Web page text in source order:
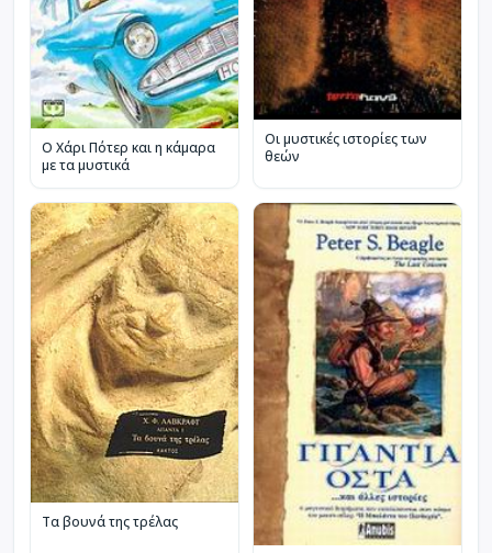
Ο Χάρι Πότερ και η κάμαρα
με τα μυστικά
Οι μυστικές ιστορίες των
θεών
Τα βουνά της τρέλας